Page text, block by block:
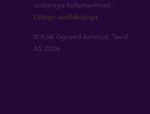
uudistega kullamaailmast.
Liituge uudiskirjaga
© Kõik õigused kaitstud, Tavid
AS 2026